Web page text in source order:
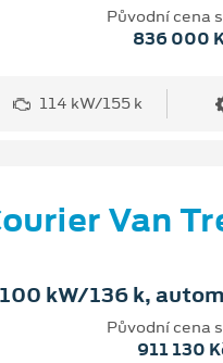
Původní cena
836 000
114 kW/155 k
Van
kW/136 k,
Původní cena
911 130